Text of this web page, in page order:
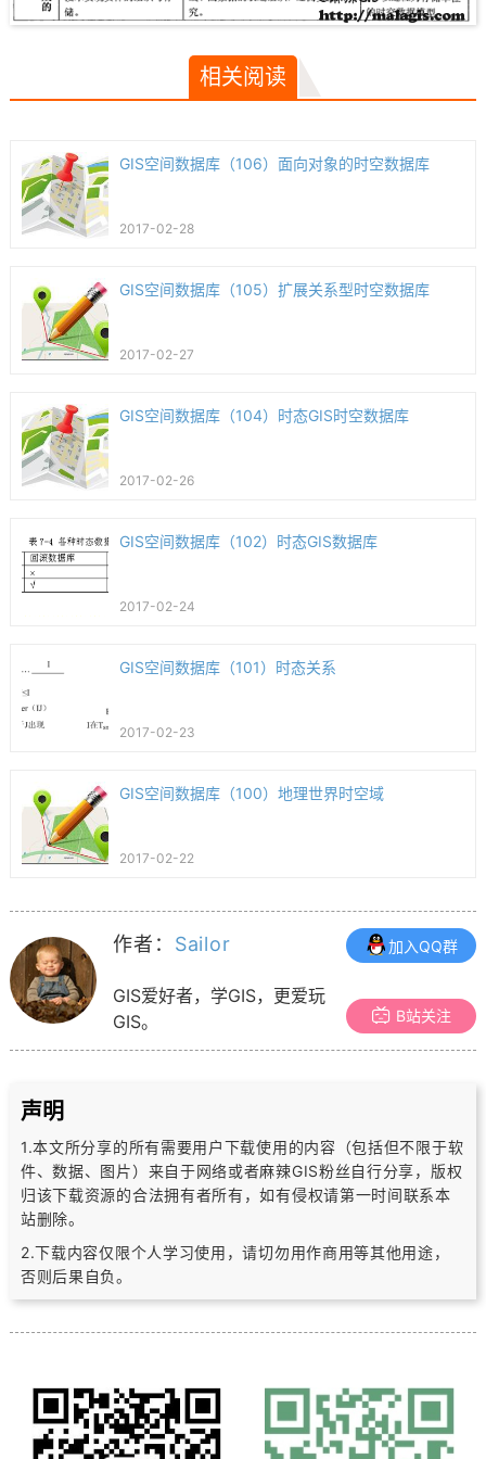
相关阅读
GIS空间数据库（106）面向对象的时空数据库
2017-02-28
GIS空间数据库（105）扩展关系型时空数据库
2017-02-27
GIS空间数据库（104）时态GIS时空数据库
2017-02-26
GIS空间数据库（102）时态GIS数据库
2017-02-24
GIS空间数据库（101）时态关系
2017-02-23
GIS空间数据库（100）地理世界时空域
2017-02-22
作者： Sailor
GIS爱好者，学GIS，更爱玩
GIS。
加入QQ群
B站关注
声明
1.本文所分享的所有需要用户下载使用的内容（包括但不限于软
件、数据、图片） 来自于网络或者麻辣GIS粉丝自行分享，版权
归该下载资源的合法拥有者所有，如有侵权请第一时间联系本
站删除。
2.下载内容仅限个人学习使用，请切勿用作商用等其他用途，
否则后果自负。